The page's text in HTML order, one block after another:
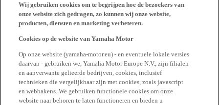
Wij gebruiken cookies om te begrijpen hoe de bezoekers van
onze website zich gedragen, zo kunnen wij onze website,
producten, diensten en marketing verbeteren.
Cookies op de website van Yamaha Motor
Op onze website (yamaha-motor.eu) - en eventuele lokale versies
daarvan - gebruiken we, Yamaha Motor Europe N.V., zijn filialen
en aanverwante gelieerde bedrijven, cookies, inclusief
technieken die vergelijkbaar zijn met cookies, zoals javascript
en webbakens. We gebruiken functionele cookies om onze
website naar behoren te laten functioneren en bieden u